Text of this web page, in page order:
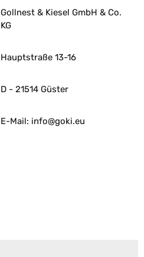
Gollnest & Kiesel GmbH & Co.
KG
Hauptstraße 13-16
D - 21514 Güster
E-Mail: info@goki.eu